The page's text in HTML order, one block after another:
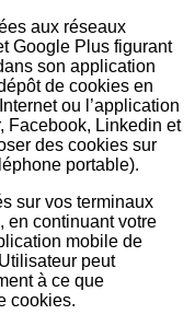
aux réseaux
Google Plus figurant
son application
de cookies en
ou l’application
Facebook, Linkedin et
des cookies sur
portable).
sur vos terminaux
en continuant votre
mobile de
peut
à ce que
cookies.